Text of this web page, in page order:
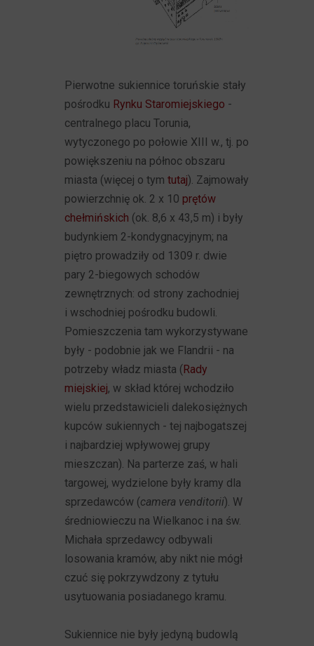
Pierwotne sukiennice toruńskie stały
pośrodku Rynku Staromiejskiego -
centralnego placu Torunia,
wytyczonego po połowie XIII w., tj. po
powiększeniu na północ obszaru
miasta (więcej o tymtutaj). Zajmowały
powierzchnię ok. 2 x 10 prętów
chełmińskich (ok. 8,6 x 43,5 m) i były
budynkiem 2-kondygnacyjnym; na
piętro prowadziły od 1309 r. dwie
pary 2-biegowych schodów
zewnętrznych: od strony zachodniej
i wschodniej pośrodku budowli.
Pomieszczenia tam wykorzystywane
były - podobnie jak we Flandrii - na
potrzeby władz miasta (Rady
miejskiej, w skład której wchodziło
wielu przedstawicieli dalekosiężnych
kupców sukiennych - tej najbogatszej
i najbardziej wpływowej grupy
mieszczan). Na parterze zaś, w hali
targowej, wydzielone były kramy dla
sprzedawców (camera venditorii). W
średniowieczu na Wielkanoc i na św.
Michała sprzedawcy odbywali
losowania kramów, aby nikt nie mógł
czuć się pokrzywdzony z tytułu
usytuowania posiadanego kramu.
Sukiennice nie były jedyną budowlą